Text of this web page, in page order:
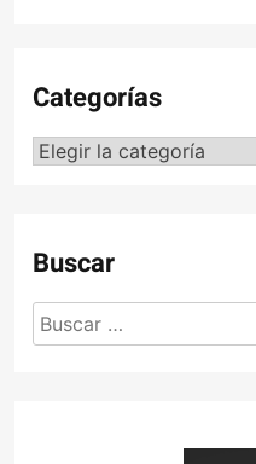
Categorías
Categorías
Buscar
Buscar: